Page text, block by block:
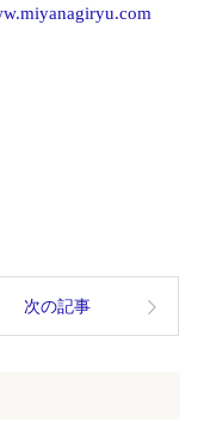
次の記事